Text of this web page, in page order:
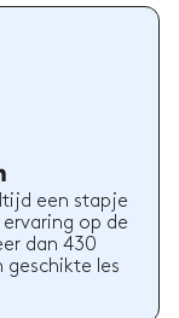
een stapje
op de
dan 430
geschikte les